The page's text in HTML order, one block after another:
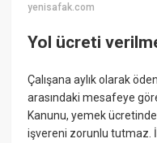
yenisafak.com
Yol ücreti
Çalışana aylık olarak
arasındaki mesafeye
Kanunu, yemek
işvereni zorunlu tutmaz.